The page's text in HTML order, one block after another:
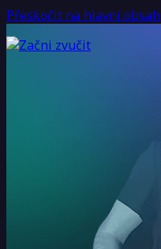
Přeskočit na hlavní obsah